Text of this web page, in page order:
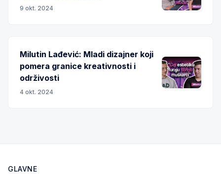
9 okt. 2024
Milutin Lađević: Mladi dizajner koji
pomera granice kreativnosti i
održivosti
4 okt. 2024
GLAVNE